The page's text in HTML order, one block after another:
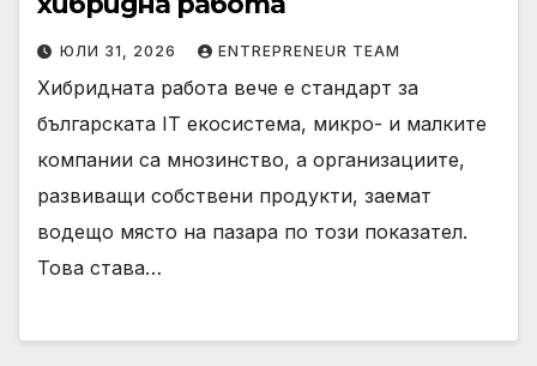
ЮЛИ 31, 2026 ENTREPRENEUR TEAM
Хибридната работа вече е стандарт за
българската IT екосистема, микро- и малките
компании са мнозинство, а организациите,
развиващи собствени продукти, заемат
водещо място на пазара по този показател.
Това става…